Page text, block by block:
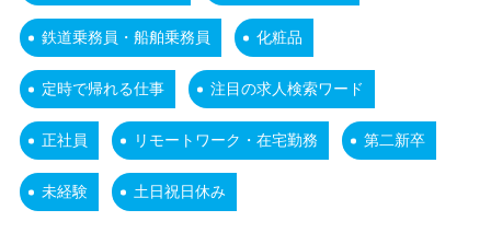
鉄道乗務員・船舶乗務員 化粧品
定時で帰れる仕事 注目の求人検索ワード
正社員 リモートワーク・在宅勤務 第二新卒
未経験 土日祝日休み